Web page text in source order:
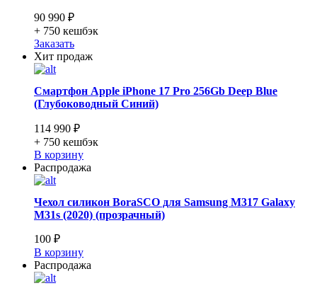
90 990 ₽
+ 750 кешбэк
Заказать
Хит продаж
Смартфон Apple iPhone 17 Pro 256Gb Deep Blue
(Глубоководный Синий)
114 990 ₽
+ 750 кешбэк
В корзину
Распродажа
Чехол силикон BoraSCO для Samsung M317 Galaxy
M31s (2020) (прозрачный)
100 ₽
В корзину
Распродажа